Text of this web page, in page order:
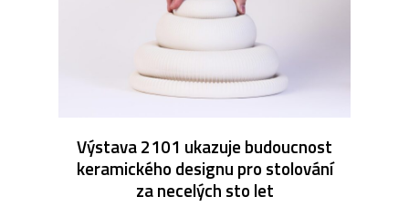
Výstava 2101 ukazuje budoucnost
keramického designu pro stolování
za necelých sto let